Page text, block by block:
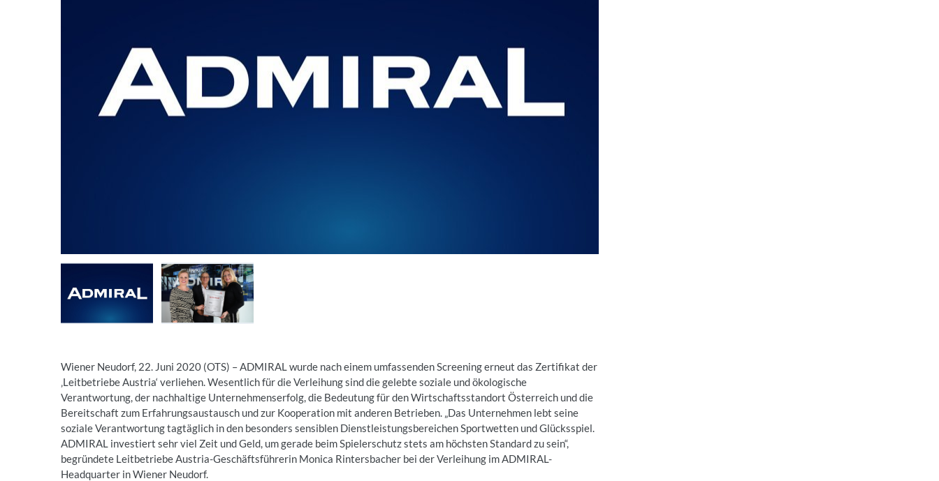
Wiener Neudorf, 22. Juni 2020 (OTS) – ADMIRAL wurde nach einem umfassenden Screening erneut das Zertifikat der
‚Leitbetriebe Austria‘ verliehen. Wesentlich für die Verleihung sind die gelebte soziale und ökologische
Verantwortung, der nachhaltige Unternehmenserfolg, die Bedeutung für den Wirtschaftsstandort Österreich und die
Bereitschaft zum Erfahrungsaustausch und zur Kooperation mit anderen Betrieben. „Das Unternehmen lebt seine
soziale Verantwortung tagtäglich in den besonders sensiblen Dienstleistungsbereichen Sportwetten und Glücksspiel.
ADMIRAL investiert sehr viel Zeit und Geld, um gerade beim Spielerschutz stets am höchsten Standard zu sein“,
begründete Leitbetriebe Austria-Geschäftsführerin Monica Rintersbacher bei der Verleihung im ADMIRAL-
Headquarter in Wiener Neudorf.